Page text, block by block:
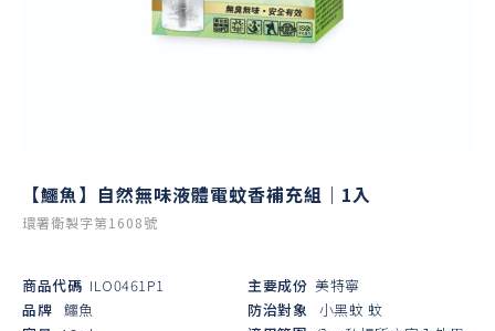
【鱷魚】自然無味液體電蚊香補充組｜1入
環署衛製字第1608號
商品代碼 ILO0461P1
品牌 鱷魚
主要成份 美特寧
防治對象 小黑蚊 蚊